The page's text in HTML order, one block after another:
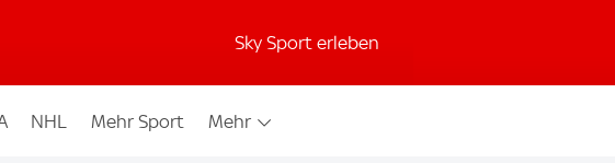
Sky Sport erleben
NHL Mehr Sport Mehr